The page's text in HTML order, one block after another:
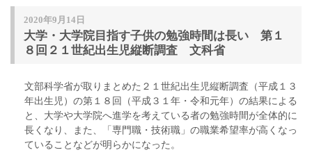
2020年9月14日
大学・大学院目指す子供の勉強時間は長い 第１
８回２１世紀出生児縦断調査 文科省
文部科学省が取りまとめた２１世紀出生児縦断調査（平成１３
年出生児）の第１８回（平成３１年・令和元年）の結果による
と、大学や大学院へ進学を考えている者の勉強時間が全体的に
長くなり、また、「専門職・技術職」の職業希望率が高くなっ
ていることなどが明らかになった。